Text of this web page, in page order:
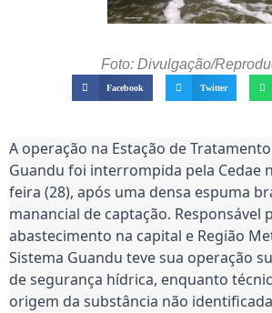
Foto: Divulgação/
Facebook Twitter
A operação na Estação de Tratamento
Guandu foi interrompida pela Cedae
feira (28), após uma densa espuma
manancial de captação. Responsável
abastecimento na capital e Região
Sistema Guandu teve sua operação
de segurança hídrica, enquanto
origem da substância não